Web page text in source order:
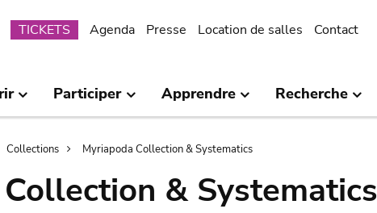
Submenu
TICKETS Agenda Presse Location de salles Contact
Participer Apprendre Recherche
Collections Myriapoda Collection & Systematics
& Systematics